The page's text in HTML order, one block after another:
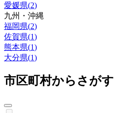
愛媛県(2)
九州・沖縄
福岡県(2)
佐賀県(1)
熊本県(1)
大分県(1)
市区町村からさがす